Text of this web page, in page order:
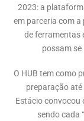
2023: a
em parceria com
de ferramentas
possam
O HUB tem como
preparação
Estácio convocou
sendo cada